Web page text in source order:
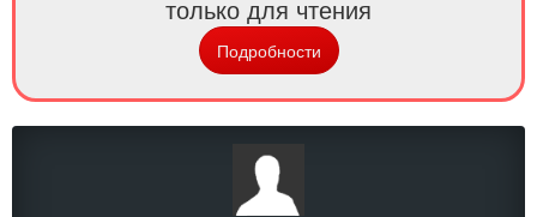
только для чтения
Подробности